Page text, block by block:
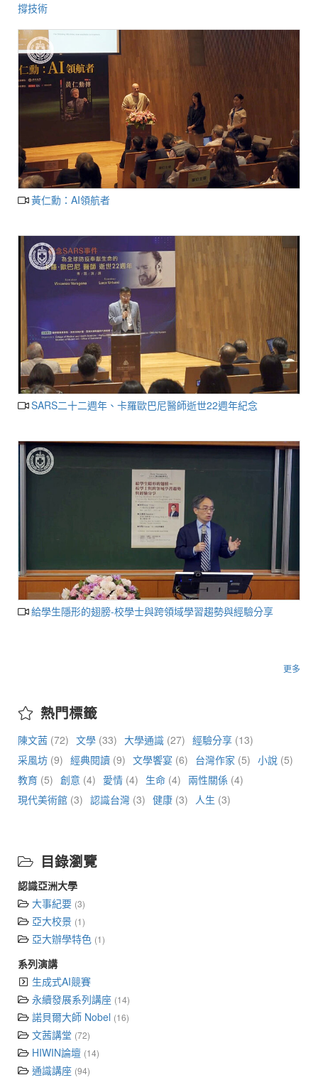
撐技術
黃仁勳：AI領航者
SARS二十二週年、卡羅歐巴尼醫師逝世22週年紀念
給學生隱形的翅膀-校學士與跨領域學習趨勢與經驗分享
更多
熱門標籤
陳文茜 (72) 文學 (33) 大學通識 (27) 經驗分享 (13)
采風坊 (9) 經典閱讀 (9) 文學饗宴 (6) 台灣作家 (5) 小說 (5)
教育 (5) 創意 (4) 愛情 (4) 生命 (4) 兩性關係 (4)
現代美術館 (3) 認識台灣 (3) 健康 (3) 人生 (3)
目錄瀏覽
認識亞洲大學
大事紀要 (3)
亞大校景 (1)
亞大辦學特色 (1)
系列演講
生成式AI競賽
永續發展系列講座 (14)
諾貝爾大師 Nobel (16)
文茜講堂 (72)
HIWIN論壇 (14)
通識講座 (94)